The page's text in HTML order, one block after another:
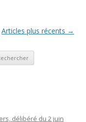
Articles plus récents →
délibéré du 2 juin